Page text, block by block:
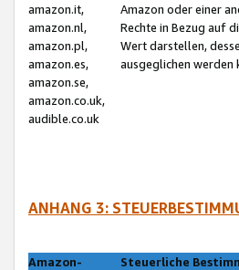
amazon.it,
amazon.nl,
amazon.pl,
amazon.es,
amazon.se,
amazon.co.uk,
audible.co.uk
Amazon oder einer
Rechte in Bezug auf
Wert darstellen,
ausgeglichen werden
ANHANG 3:
Amazon-
Steuerliche